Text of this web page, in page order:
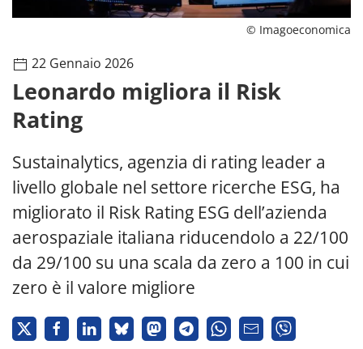
© Imagoeconomica
22 Gennaio 2026
Leonardo migliora il Risk
Rating
Sustainalytics, agenzia di rating leader a
livello globale nel settore ricerche ESG, ha
migliorato il Risk Rating ESG dell’azienda
aerospaziale italiana riducendolo a 22/100
da 29/100 su una scala da zero a 100 in cui
zero è il valore migliore